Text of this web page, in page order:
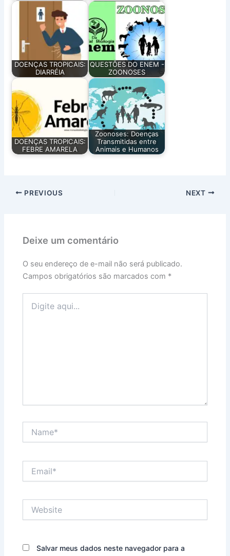
DOENÇAS TROPICAIS:
DIARRÉIA
QUESTÕES DO ENEM -
ZOONOSES
DOENÇAS TROPICAIS:
FEBRE AMARELA
Zoonoses: Doenças
Transmitidas entre
Animais e Humanos
PREVIOUS NEXT
Deixe um comentário
O seu endereço de e-mail não será publicado.
Campos obrigatórios são marcados com *
aqui...
Salvar meus dados neste navegador para a